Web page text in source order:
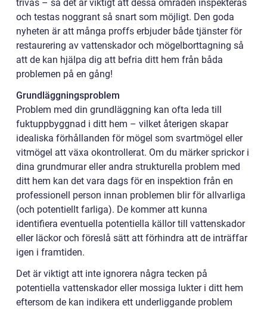
trivas – så det är viktigt att dessa områden inspekteras
och testas noggrant så snart som möjligt. Den goda
nyheten är att många proffs erbjuder både tjänster för
restaurering av vattenskador och mögelborttagning så
att de kan hjälpa dig att befria ditt hem från båda
problemen på en gång!
Grundläggningsproblem
Problem med din grundläggning kan ofta leda till
fuktuppbyggnad i ditt hem – vilket återigen skapar
idealiska förhållanden för mögel som svartmögel eller
vitmögel att växa okontrollerat. Om du märker sprickor i
dina grundmurar eller andra strukturella problem med
ditt hem kan det vara dags för en inspektion från en
professionell person innan problemen blir för allvarliga
(och potentiellt farliga). De kommer att kunna
identifiera eventuella potentiella källor till vattenskador
eller läckor och föreslå sätt att förhindra att de inträffar
igen i framtiden.
Det är viktigt att inte ignorera några tecken på
potentiella vattenskador eller mossiga lukter i ditt hem
eftersom de kan indikera ett underliggande problem